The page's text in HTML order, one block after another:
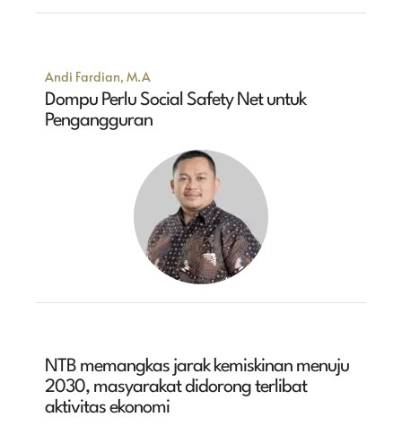
Andi Fardian, M.A
Dompu Perlu Social Safety Net untuk
Pengangguran
NTB memangkas jarak kemiskinan menuju
2030, masyarakat didorong terlibat
aktivitas ekonomi